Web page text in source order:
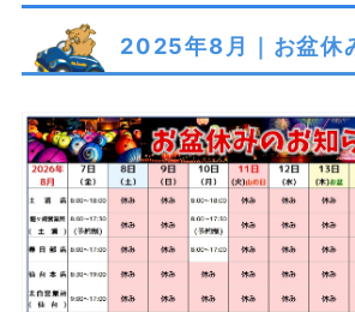
整備＆定期点検
鈑金・塗装
車両販売
2025年8月｜お盆休